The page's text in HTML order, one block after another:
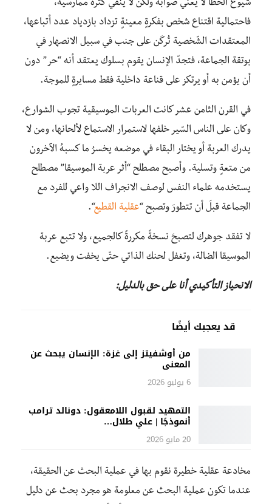
شيوع الخطأ لا يعني صوابه ولكن لا ينفي كثرة ممارسيه،
فاحتمالية اقتناع شخص بفكرةٍ معينةٍ تزداد بازدياد عدد أتباعها،
المعتقدات الشّخصية تُركَن على جنب في سبيل الانصهار في
بوتقة الجماعة، فتجدّ الإنسان يقوم بسلوك يعتقد أنه “حر” دون
أن يؤمن به أو يرتكز على قناعة داخلية فقط مسايرةٍ للموجة.
في القرن الثامن عشر كانت العربات الموسيقية تجوب الشوارع،
وكان على الناس السّير خلفها لاستمرار الاستماع لألحانها، ومن لا
يدرك العربة أو يختار البقاء في موضعه يخسرُ ما كسبهُ الآخرون
من متعةٍ وتسلية. وأصبح مصطلح “أثر عربة الموسيقا” مصطلح
يستخدمه علماء النفس لوصف الانجراف اللا واعي للفرد مع
الجماعة قبلَ أن تتطورَ وتصبح “عقلية القطيع“.
لا تفقد جوهرك لتصبحَ نسخةً مكررةً كالجميع، ولا تتبع عربة
الموسيقا الضالة، وتغفل لحنك الذاتي حتّى يخفت ويضيع.
الانحياز التأكيدي أنا على حق بالدليل:
قد يعجبك أيضًا
من أوشفيتز إلى غزة: الإنسان يبحث عن
المعنى
6 يوليو 2026
التمهيد لقبول اللامعقول: دونالد ترامب
أنموذجًا | علي طلال…
20 مايو 2026
مخادعة عقلية خطيرة نقوم بها في عملية البحث عن الحقيقة،
عندما تكون عملية البحث عن معلومة هو مجرد بحث عن دليل